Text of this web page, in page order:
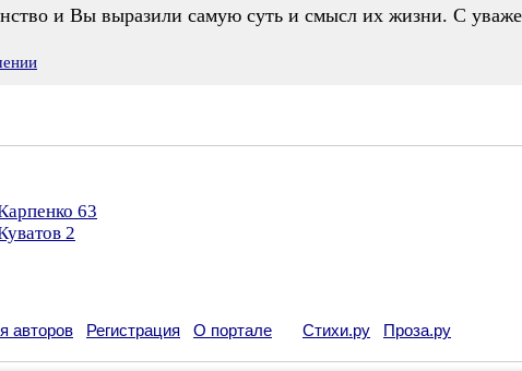
и Вы выразили самую суть и смысл их жизни. С
63
2
авторов Регистрация О портале Стихи.ру Проза.ру